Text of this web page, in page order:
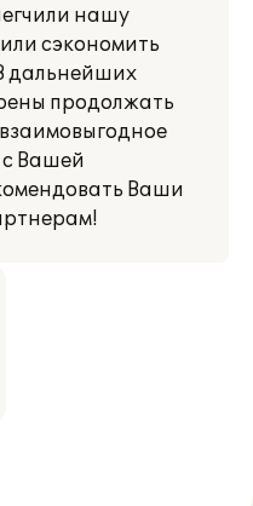
нашу
сэкономить
дальнейших
продолжать
Вашей
Ваши